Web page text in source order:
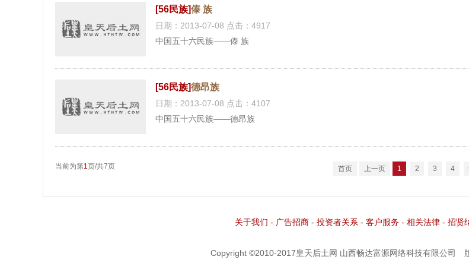
[56民族]傣 族
日期：2013-07-08 点击：4917
中国五十六民族——傣 族
[56民族]德昂族
日期：2013-07-08 点击：4107
中国五十六民族——德昂族
当前为第1页/共7页 首页 上一页 1 2 3 4
关于我们 - 广告招商- 投资者关系 - 客户服务 - 相关法律- 招贤
Copyright ©2010-2017皇天后土网 山西畅达富源网络科技有限公司